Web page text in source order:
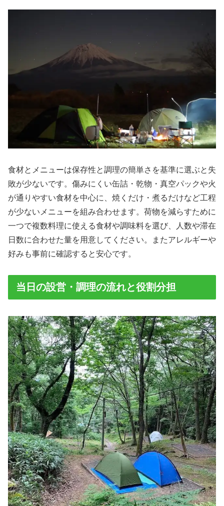
食材とメニューは保存性と調理の簡単さを基準に選ぶと失
敗が少ないです。傷みにくい缶詰・乾物・真空パックや火
が通りやすい食材を中心に、焼くだけ・煮るだけなど工程
が少ないメニューを組み合わせます。荷物を減らすために
一つで複数料理に使える食材や調味料を選び、人数や滞在
日数に合わせた量を用意してください。またアレルギーや
好みも事前に確認すると安心です。
当日の設営・調理の流れと役割分担